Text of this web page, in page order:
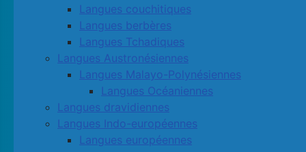
Langues couchitiques
Langues berbères
Langues Tchadiques
Langues Austronésiennes
Langues Malayo-Polynésiennes
Langues Océaniennes
Langues dravidiennes
Langues Indo-européennes
Langues européennes